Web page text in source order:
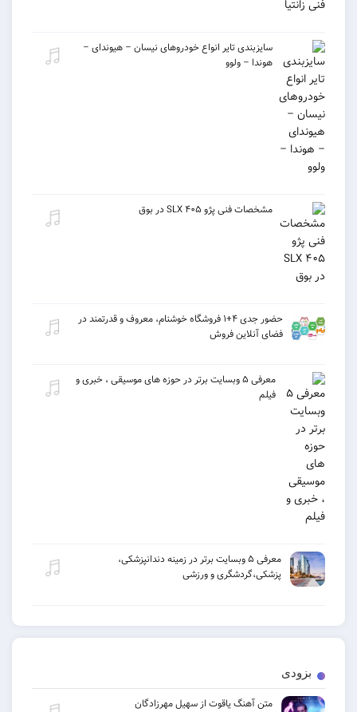
سایزبندی تایر انواع خودروهای نیسان – هیوندای –
هوندا – ولوو
مشخصات فنی پژو ۴۰۵ SLX در بوق
حضور جدی ۴+۱ فروشگاه خوشنام، معروف و قدرتمند در
فضای آنلاین فروش
معرفی ۵ وبسایت برتر در حوزه های موسیقی ، خبری و
فیلم
معرفی ۵ وبسایت برتر در زمینه دندانپزشکی،
پزشکی،گردشگری و ورزشی
بزودی
متن آهنگ یاقوت از سهیل مهرزادگان